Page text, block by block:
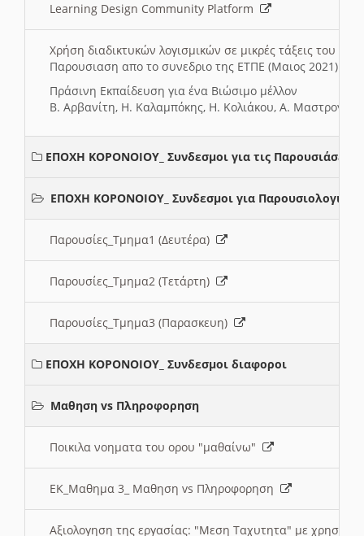
Learning Design Community Platform
Χρήση διαδικτυκών λογισμικών σε μικρές τάξεις του
Παρουσιαση απο το συνεδριο της ΕΤΠΕ (Μαιος 2021)
Πράσινη Εκπαίδευση για ένα Βιώσιμο μέλλον
Β. Αρβανίτη, Η. Καλαμπόκης, Η. Κολιάκου, Α.
ΕΠΟΧΗ ΚΟΡΟΝΟΙΟΥ_ Συνδεσμοι για τις Παρουσιάσεις
ΕΠΟΧΗ ΚΟΡΟΝΟΙΟΥ_ Συνδεσμοι για Παρουσιολογια
Παρουσίες_Τμημα1 (Δευτέρα)
Παρουσίες_Τμημα2 (Τετάρτη)
Παρουσίες_Τμημα3 (Παρασκευη)
ΕΠΟΧΗ ΚΟΡΟΝΟΙΟΥ_ Συνδεσμοι διαφοροι
Μαθηση vs Πληροφορηση
Ποικιλα νοηματα του ορου "μαθαίνω"
ΕΚ_Μαθημα 3_ Μαθηση vs Πληροφορηση
Αξιολογηση της εργασίας: "Μεση Ταχυτητα" με χρηση